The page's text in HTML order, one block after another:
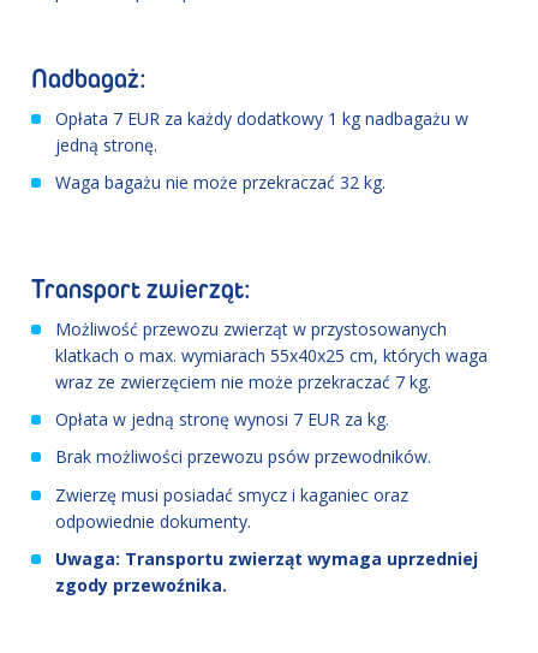
Nadbagaż:
Opłata 7 EUR za każdy dodatkowy 1 kg nadbagażu w
jedną stronę.
Waga bagażu nie może przekraczać 32 kg.
Transport zwierząt:
Możliwość przewozu zwierząt w przystosowanych
klatkach o max. wymiarach 55x40x25 cm, których waga
wraz ze zwierzęciem nie może przekraczać 7 kg.
Opłata w jedną stronę wynosi 7 EUR za kg.
Brak możliwości przewozu psów przewodników.
Zwierzę musi posiadać smycz i kaganiec oraz
odpowiednie dokumenty.
Uwaga: Transportu zwierząt wymaga uprzedniej
zgody przewoźnika.